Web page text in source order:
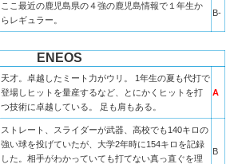
ここ最近の鹿児島県の４強の鹿児島情報で１年生か
らレギュラー。
B-
ENEOS
天才。卓越したミート力がウリ。 1年生の夏も代打で
登場しヒットを量産するなど、とにかくヒットを打
つ技術に卓越している。 足も肩もある。
A
ストレート、スライダーが武器、高校でも140キロの
強い球を投げていたが、大学2年時に154キロを記録
した。相手がわかっていても打てない真っ直ぐを理
B